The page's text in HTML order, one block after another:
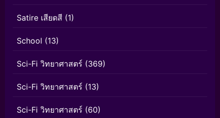
Satire เสียดสี (1)
School (13)
Sci-Fi วิทยาศาสตร์ (369)
Sci-Fi วิทยาศาสตร์ (13)
Sci-Fi วิทยาศาสตร์ (60)